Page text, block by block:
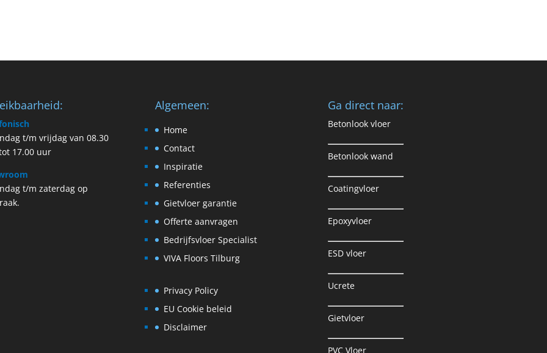
t/m vrijdag van 08.30
17.00 uur
t/m zaterdag op
Algemeen:
Home
Contact
Inspiratie
Referenties
Gietvloer garantie
Offerte aanvragen
Bedrijfsvloer Specialist
VIVA Floors Tilburg
Privacy Policy
EU Cookie beleid
Disclaimer
Ga direct naar:
Betonlook vloer
Betonlook wand
Coatingvloer
Epoxyvloer
ESD vloer
Ucrete
Gietvloer
PVC Vloer